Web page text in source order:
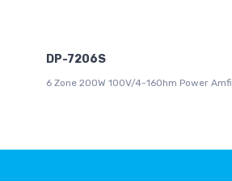
DP-7206S
6 Zone 200W 100V/4-16Ohm Power Amfi